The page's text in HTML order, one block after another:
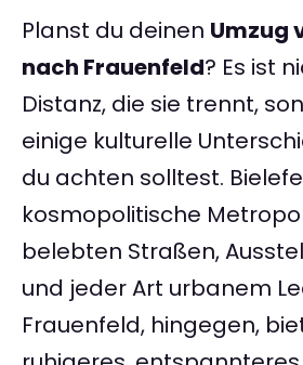
Planst du deinen Umzug
nach Frauenfeld? Es ist
Distanz, die sie trennt,
einige kulturelle
du achten solltest.
kosmopolitische
belebten Straßen,
und jeder Art urbanem
Frauenfeld, hingegen,